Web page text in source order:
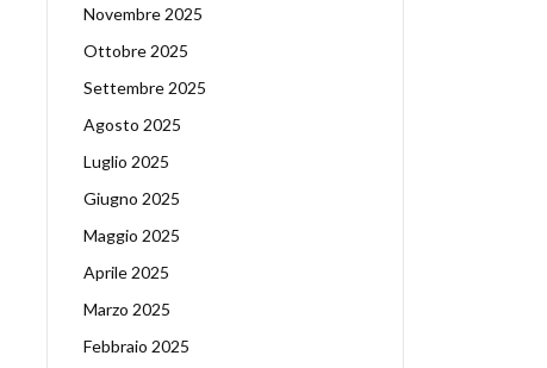
Novembre 2025
Ottobre 2025
Settembre 2025
Agosto 2025
Luglio 2025
Giugno 2025
Maggio 2025
Aprile 2025
Marzo 2025
Febbraio 2025